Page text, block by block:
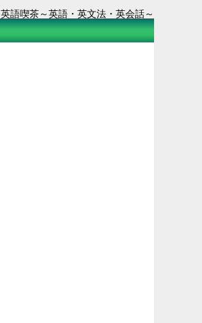
英語喫茶～英語・英文法・英会話～